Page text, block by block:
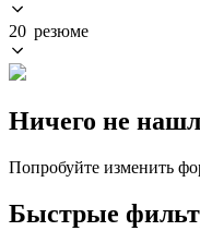
20 резюме
Ничего не
Попробуйте изменить
Быстрые